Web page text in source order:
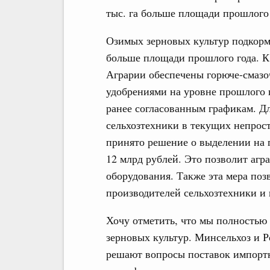
тыс. га больше площади прошлого
Озимых зерновых культур
больше площади прошлого года.
Аграрии обеспечены горюче-
удобрениями на уровне прошлого
ранее согласованным графикам.
сельхозтехники в текущих
принято решение о выделении на
12 млрд рублей. Это позволит
оборудования. Также эта мера
производителей сельхозтехники
Хочу отметить, что мы
зерновых культур. Минсельхоз и
решают вопросы поставок